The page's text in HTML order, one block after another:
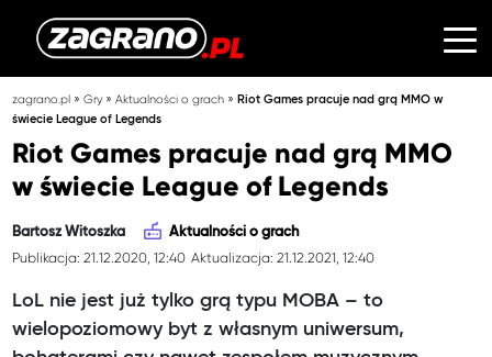
zagrano.pl »Gry»Aktualności o grach »Riot Games pracuje nad grą MMO w
świecie League of Legends
Riot Games pracuje nad grą MMO
w świecie League of Legends
Bartosz Witoszka Aktualności o grach
Publikacja: 21.12.2020, 12:40 Aktualizacja: 21.12.2021, 12:40
LoL nie jest już tylko grą typu MOBA – to
wielopoziomowy byt z własnym uniwersum,